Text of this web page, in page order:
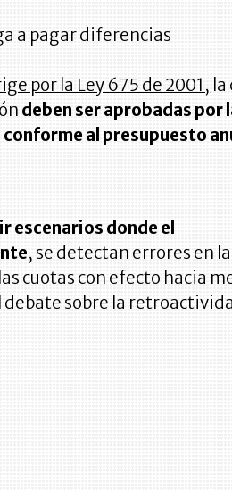
a pagar diferencias
por la Ley 675 de 2001,
deben ser aprobadas por
al presupuesto
escenarios donde el
, se detectan errores en la
cuotas con efecto hacia
debate sobre la